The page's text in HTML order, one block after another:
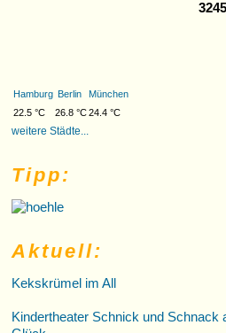
Hamburg Berlin
München
22.5 °C
26.8 °C 24.4 °C
weitere Städte...
Tipp:
Aktuell:
Kekskrümel im All
Kindertheater Schnick und Schnack